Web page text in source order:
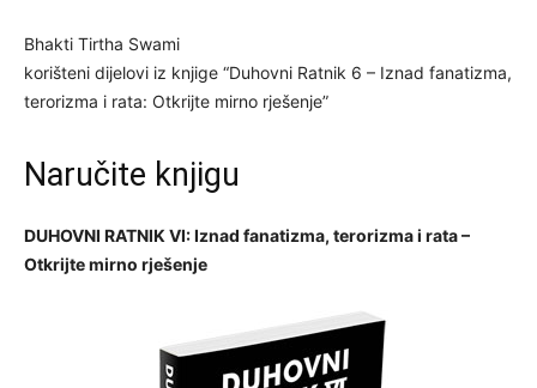
Bhakti Tirtha Swami
korišteni dijelovi iz knjige “Duhovni Ratnik 6 – Iznad fanatizma,
terorizma i rata: Otkrijte mirno rješenje”
Naručite knjigu
DUHOVNI RATNIK VI: Iznad fanatizma, terorizma i rata –
Otkrijte mirno rješenje